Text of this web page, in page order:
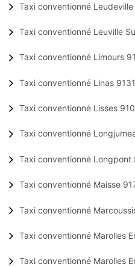
Taxi conventionné
Taxi conventionné Leuville
Taxi conventionné Limours
Taxi conventionné Linas
Taxi conventionné Lisses
Taxi conventionné
Taxi conventionné Longpont
Taxi conventionné Maisse
Taxi conventionné
Taxi conventionné Marolles
Taxi conventionné Marolles